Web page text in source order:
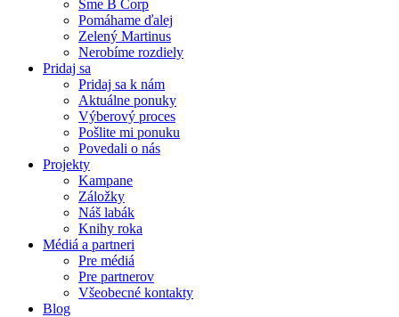
Sme B Corp
Pomáhame ďalej
Zelený Martinus
Nerobíme rozdiely
Pridaj sa
Pridaj sa k nám
Aktuálne ponuky
Výberový proces
Pošlite mi ponuku
Povedali o nás
Projekty
Kampane
Záložky
Náš labák
Knihy roka
Médiá a partneri
Pre médiá
Pre partnerov
Všeobecné kontakty
Blog